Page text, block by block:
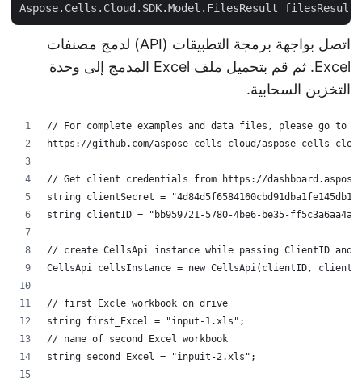
Aspose.Cells.Cloud.SDK.Model.FilesResult
اتصل بواجهة برمجة التطبيقات (API) لدمج مصنفات
Excel. ثم قم بتحميل ملف Excel المدمج إلى وحدة
التخزين السحابية.
// For complete examples and data files, please go to
https://github.com/aspose-cells-cloud/aspose-cells-
// Get client credentials from https://
string clientSecret =
string clientID = "bb959721-5780-4be6-be35-
// create CellsApi instance while passing ClientID
CellsApi cellsInstance = new CellsApi(clientID,
// first Excle workbook on drive
string first_Excel = "input-1.xls";
// name of second Excel workbook
string second_Excel = "inpuit-2.xls";